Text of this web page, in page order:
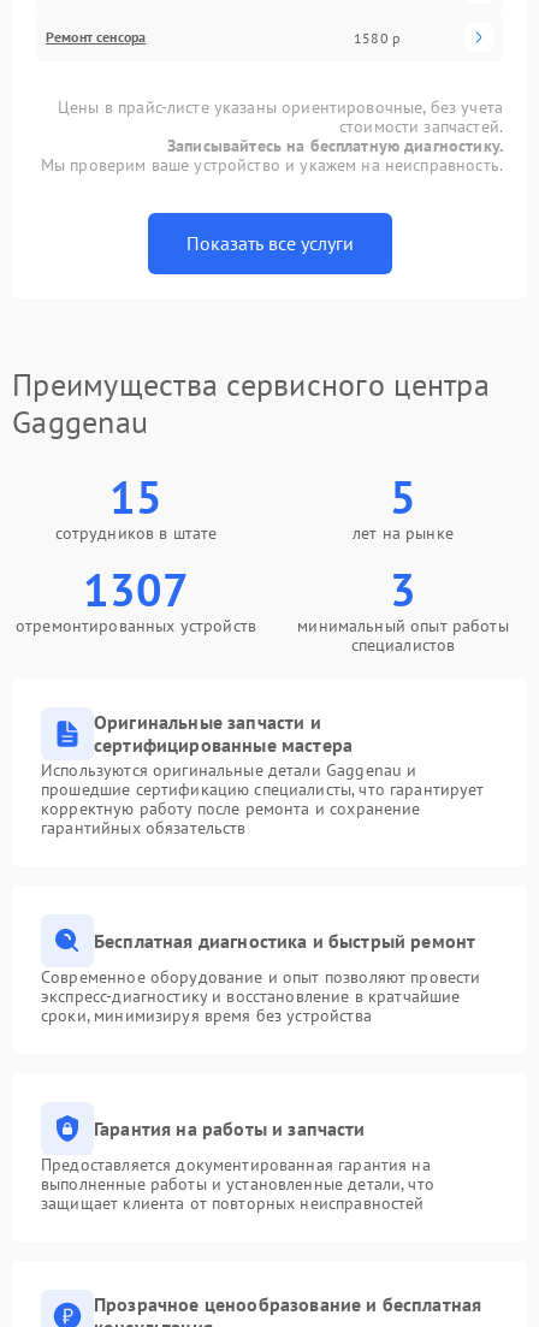
Ремонт сенсора 1580 р
Цены в прайс-листе указаны ориентировочные, без учета
стоимости запчастей.
Записывайтесь на бесплатную диагностику.
Мы проверим ваше устройство и укажем на неисправность.
Показать все услуги
Преимущества сервисного центра
Gaggenau
15
сотрудников в штате
5
лет на рынке
1307
отремонтированных устройств
3
минимальный опыт работы
специалистов
Оригинальные запчасти и
сертифицированные мастера
Используются оригинальные детали Gaggenau и
прошедшие сертификацию специалисты, что гарантирует
корректную работу после ремонта и сохранение
гарантийных обязательств
Бесплатная диагностика и быстрый ремонт
Современное оборудование и опыт позволяют провести
экспресс-диагностику и восстановление в кратчайшие
сроки, минимизируя время без устройства
Гарантия на работы и запчасти
Предоставляется документированная гарантия на
выполненные работы и установленные детали, что
защищает клиента от повторных неисправностей
Прозрачное ценообразование и бесплатная